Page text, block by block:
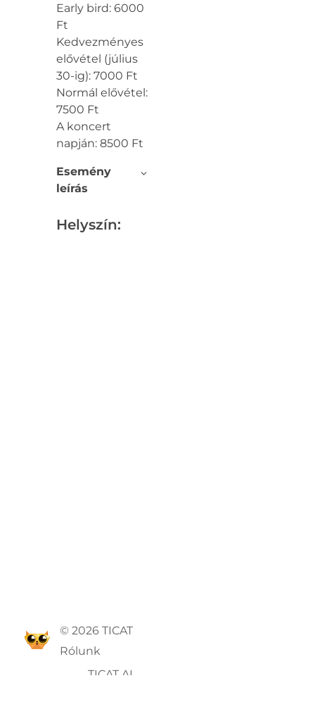
Early bird: 6000
Ft
Kedvezményes
elővétel (július
30-ig): 7000 Ft
Normál elővétel:
7500 Ft
A koncert
napján: 8500 Ft
Esemény
leírás
Helyszín:
© 2026 TICAT
Rólunk
TICAT AI